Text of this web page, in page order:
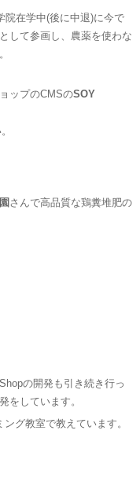
院在学中(後に中退)に今で
して参画し、農薬を使わな
ップのCMSのSOY
さんで高品質な鶏糞堆肥の
の開発も引き続き行っ
をしています。
グ教室で教えています。